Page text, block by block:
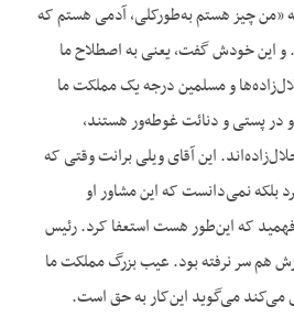
«من چیز هستم به‌طورکلی، آدمی هستم که
و این خودش گفت، یعنی به اصطلاح ما
و مسلمین درجه یک مملکت ما
در پستی و دنائت غوطه‌ور هستند،
این آقای ویلی برانت وقتی که
بلکه نمی‌دانست که این مشاور او
که این‌طور هست استعفا کرد. رئیس
هم سر نرفته بود. عیب بزرگ مملکت ما
می‌گوید این‌کار به حق است.